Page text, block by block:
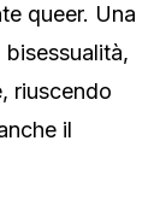
queer. Una
riuscendo
il